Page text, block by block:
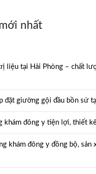
nhất
liệu tại Hải Phòng – chất
đặt giường gội đầu bồn sứ
khám đông y tiện lợi, thiết
khám đông y đồng bộ, sản